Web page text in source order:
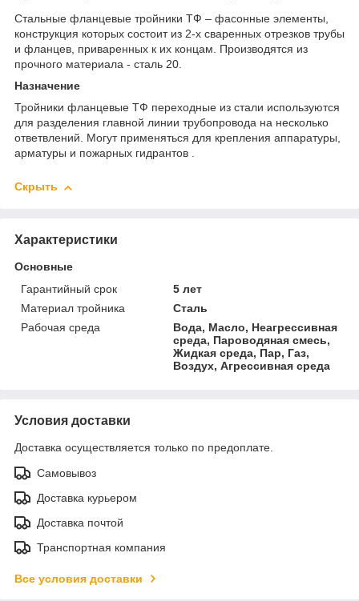
Стальные фланцевые тройники ТФ – фасонные элементы,
конструкция которых состоит из 2-х сваренных отрезков трубы
и фланцев, приваренных к их концам. Производятся из
прочного материала - сталь 20.
Назначение
Тройники фланцевые ТФ переходные из стали используются
для разделения главной линии трубопровода на несколько
ответвлений. Могут применяться для крепления аппаратуры,
арматуры и пожарных гидрантов .
Скрыть
Характеристики
Основные
Гарантийный срок
5 лет
Материал тройника
Сталь
Рабочая среда
Вода, Масло, Неагрессивная
среда, Пароводяная смесь,
Жидкая среда, Пар, Газ,
Воздух, Агрессивная среда
Условия доставки
Доставка осуществляется только по предоплате.
Самовывоз
Доставка курьером
Доставка почтой
Транспортная компания
Все условия доставки